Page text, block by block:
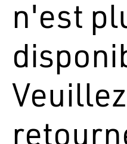
n'est
Veuillez